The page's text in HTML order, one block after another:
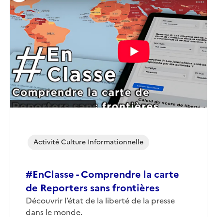
#EnClasse - Comprendre la carte
de Reporters sans frontières
Corps
Découvrir l’état de la liberté de la presse
dans le monde.
Activité Culture Informationnelle
Image
de
couverture
(conseillée)